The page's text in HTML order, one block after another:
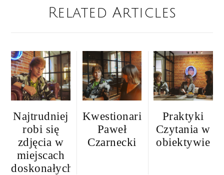
Related Articles
Najtrudniej
robi się
zdjęcia w
miejscach
doskonałych
Kwestionariusz:
Paweł
Czarnecki
Praktyki
Czytania w
obiektywie